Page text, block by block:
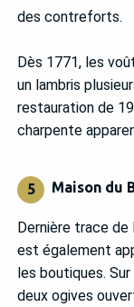
des contreforts.
Dès 1771, les
un lambris
restauration de
charpente
5 Maison du
Dernière trace de
est également
les boutiques.
deux ogives